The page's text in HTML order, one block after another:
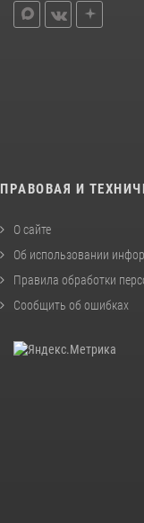
ПРАВОВАЯ И
О сайте
Об использовании
Правила обработки
Сообщить об ошибках